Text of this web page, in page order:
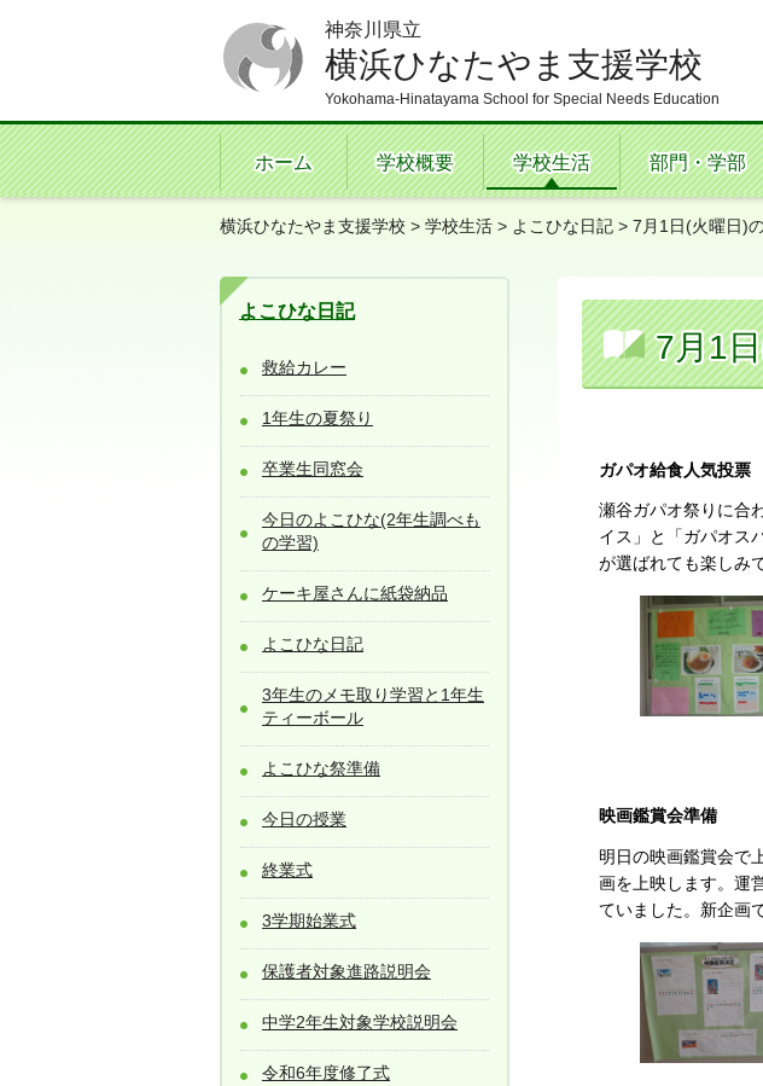
神奈川県立
横浜ひなたやま支援学校
Yokohama-Hinatayama School for Special Needs Education
ホーム 学校概要 学校生活 部門・学部
横浜ひなたやま支援学校 > 学校生活 > よこひな日記 > 7月1日(火曜日)
よこひな日記
救給カレー
1年生の夏祭り
卒業生同窓会
今日のよこひな(2年生調べも
の学習)
ケーキ屋さんに紙袋納品
よこひな日記
3年生のメモ取り学習と1年生
ティーボール
よこひな祭準備
今日の授業
終業式
3学期始業式
保護者対象進路説明会
中学2年生対象学校説明会
令和6年度修了式
7月1
ガパオ給食人気投票
瀬谷ガパオ祭りに合
イス」と「ガパオス
が選ばれても楽しみ
映画鑑賞会準備
明日の映画鑑賞会で
画を上映します。運
ていました。新企画